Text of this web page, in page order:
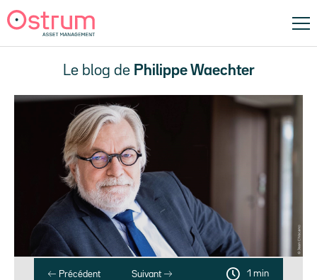
Le blog de Philippe Waechter
Précédent Suivant 1 min